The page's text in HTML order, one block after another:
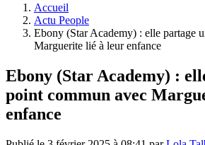
Accueil
Actu People
Ebony (Star Academy) : elle partage
Marguerite lié à leur enfance
Ebony (Star Academy) :
point commun avec
enfance